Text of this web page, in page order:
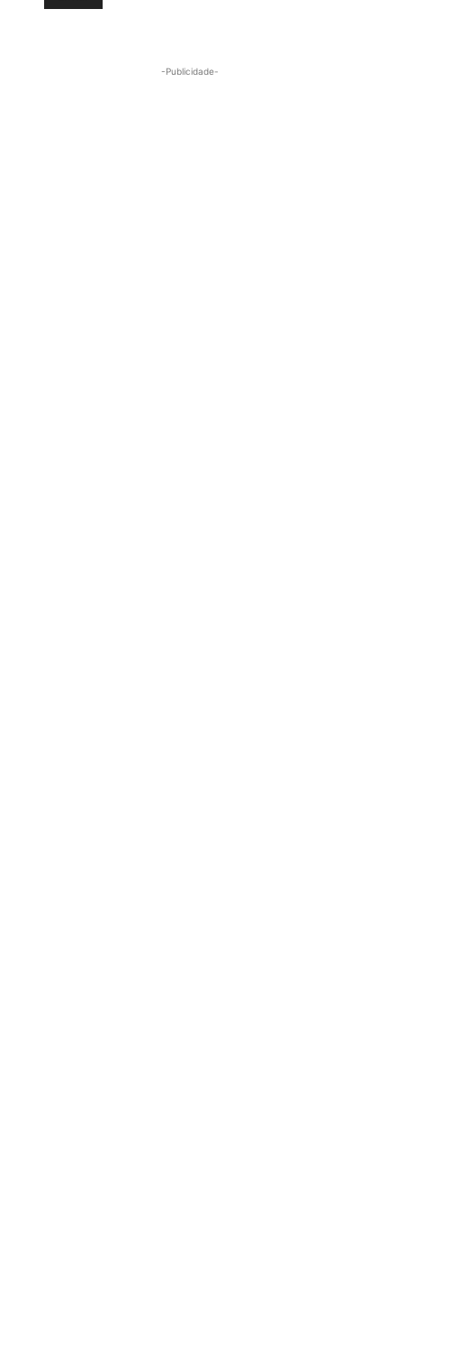
-Publicidade-